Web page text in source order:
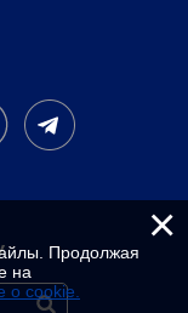
×
Продолжая
на
о cookie.